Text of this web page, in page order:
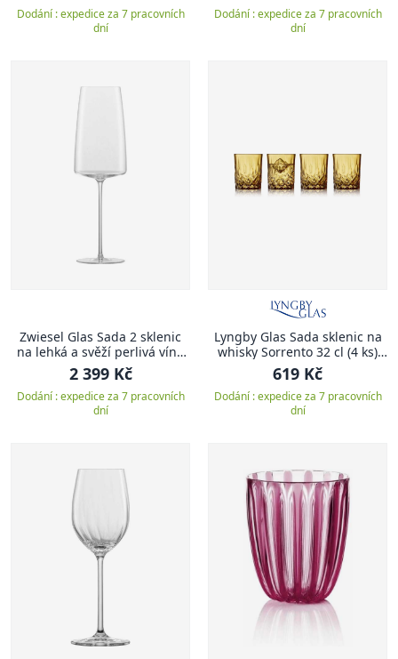
Dodání : expedice za 7 pracovních
dní
Dodání : expedice za 7 pracovních
dní
Zwiesel Glas Sada 2 sklenic
na lehká a svěží perlivá vína
SIMPLIFY
2 399 Kč
Dodání : expedice za 7 pracovních
dní
Lyngby Glas Sada sklenic na
whisky Sorrento 32 cl (4 ks)
Amber
619 Kč
Dodání : expedice za 7 pracovních
dní